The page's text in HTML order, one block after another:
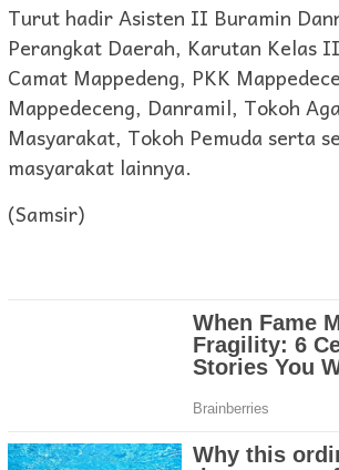
Turut hadir Asisten II Buramin
Perangkat Daerah, Karutan Kelas
Camat Mappedeng, PKK
Mappedeceng, Danramil, Tokoh
Masyarakat, Tokoh Pemuda serta
masyarakat lainnya.
(Samsir)